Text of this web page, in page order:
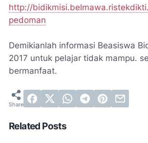
http://
pedoman
Demikianlah informasi Beasiswa
2017 untuk pelajar tidak mampu.
bermanfaat.
Related Posts